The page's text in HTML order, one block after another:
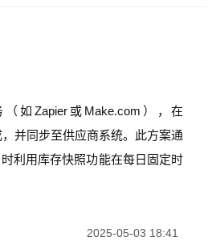
如Zapier或Make.com），在
并同步至供应商系统。此方案通
利用库存快照功能在每日固定时
2025-05-03 18:41